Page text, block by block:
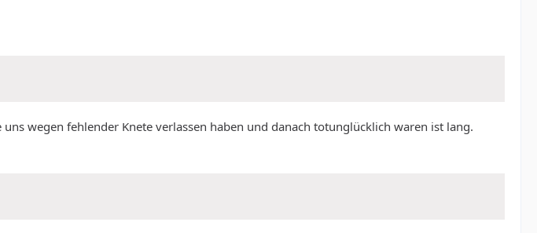
wegen fehlender Knete verlassen haben und danach totunglücklich waren ist lang.